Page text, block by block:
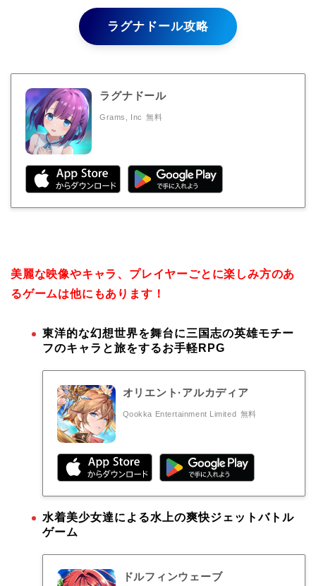
ラグナドール攻略
ラグナドール
Grams, Inc 無料
美麗な映像やキャラ、プレイヤーごとに楽しみ方のあ
るゲームは他にもあります！
東洋的な幻想世界を舞台に三国志の英雄モチー
フのキャラと旅をするお手軽RPG
オリエント·アルカディア
Qookka Entertainment Limited 無料
水着美少女達による水上の爽快ジェットバトル
ゲーム
ドルフィンウェーブ